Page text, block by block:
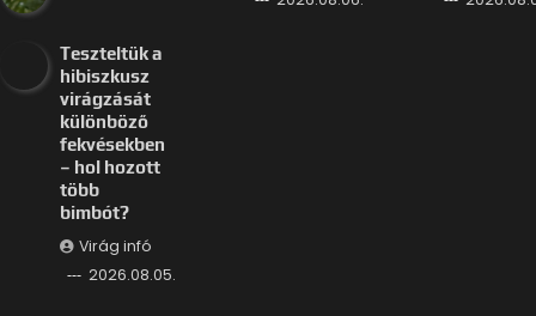
Teszteltük a
hibiszkusz
virágzását
különböző
fekvésekben
– hol hozott
több
bimbót?
Virág infó
2026.08.05.